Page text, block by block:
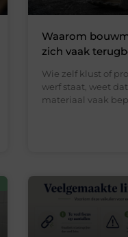
Waarom
zich vaak
Wie zelf klust of
werf staat, weet
materiaal vaak